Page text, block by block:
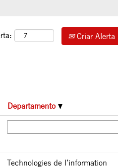
Criar Alerta
Departamento
Technologies de l’information